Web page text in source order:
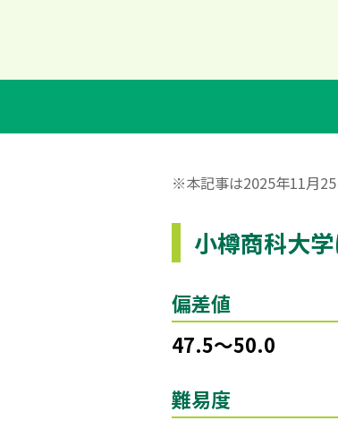
※本記事は2025年11月
小樽商科大
偏差値
47.5～50.0
難易度